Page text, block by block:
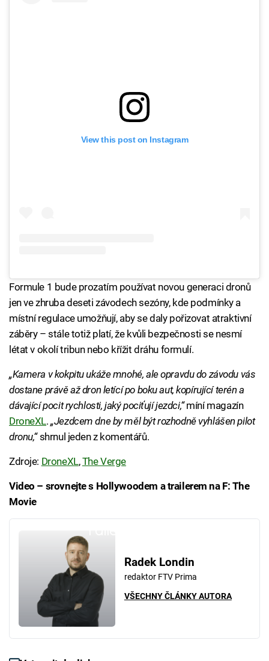
View this post on Instagram
Formule 1 bude prozatím používat novou generaci dronů
jen ve zhruba deseti závodech sezóny, kde podmínky a
místní regulace umožňují, aby se daly pořizovat atraktivní
záběry – stále totiž platí, že kvůli bezpečnosti se nesmí
létat v okolí tribun nebo křížit dráhu formulí.
„Kamera v kokpitu ukáže mnohé, ale opravdu do závodu vás
dostane právě až dron letící po boku aut, kopírující terén a
dávající pocit rychlosti, jaký pociťují jezdci,“míní magazín
DroneXL.„Jezdcem dne by měl být rozhodně vyhlášen pilot
dronu,“shrnul jeden z komentářů.
Zdroje: DroneXL,The Verge
Video – srovnejte s Hollywoodem a trailerem na F: The
Movie
Radek Londin
redaktor FTV Prima
VŠECHNY ČLÁNKY AUTORA